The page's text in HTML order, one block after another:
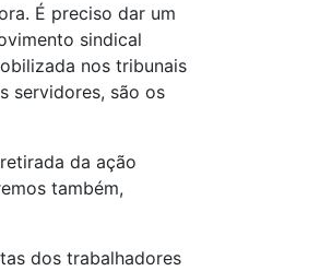
É preciso dar um
sindical
nos tribunais
servidores, são os
da ação
também,
dos trabalhadores